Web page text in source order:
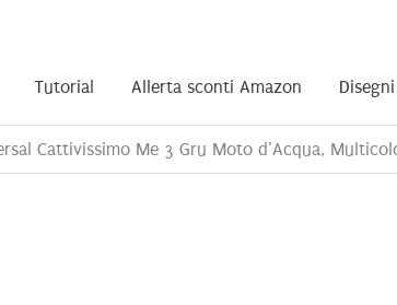
Tutorial Allerta sconti Amazon
Cattivissimo Me 3 Gru Moto d’Acqua,